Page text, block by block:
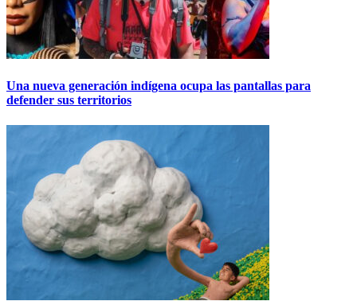
Una nueva generación indígena ocupa las pantallas para
defender sus territorios